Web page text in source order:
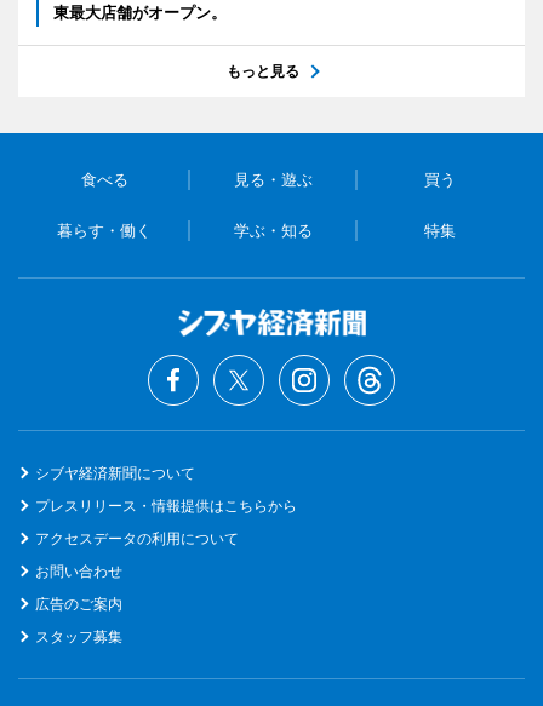
東最大店舗がオープン。
もっと見る
食べる 見る・遊ぶ 買う
暮らす・働く 学ぶ・知る 特集
シブヤ経済新聞について
プレスリリース・情報提供はこちらから
アクセスデータの利用について
お問い合わせ
広告のご案内
スタッフ募集